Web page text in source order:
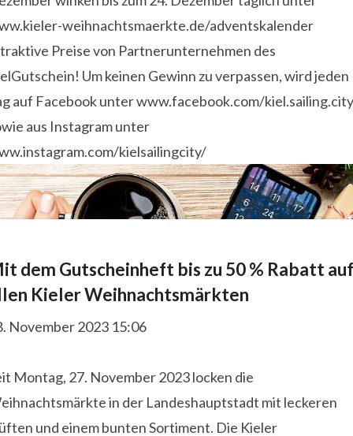
weihnachtsmaerkte.de/adventskalender
Preise von Partnerunternehmen des
Um keinen Gewinn zu verpassen, wird jeden
auf Facebook unter www.facebook.com/
aus Instagram unter
kielsailingcity/
dem Gutscheinheft bis zu 50 % Rabatt auf
Kieler Weihnachtsmärkten
November 2023 15:06
Montag, 27. November 2023 locken die
in der Landeshauptstadt mit leckeren
und einem bunten Sortiment. Die Kieler